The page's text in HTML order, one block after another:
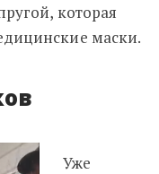
которая
маски.
Уже